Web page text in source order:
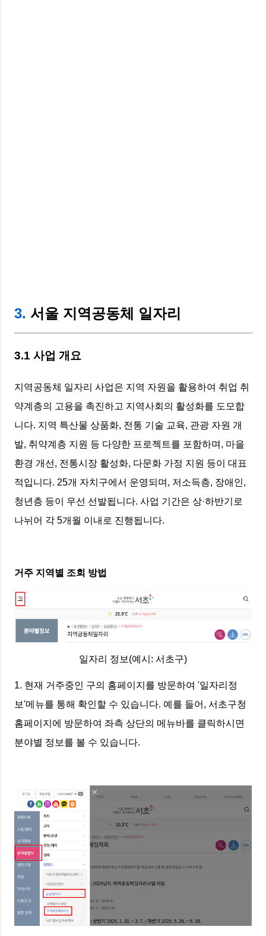
3. 서울 지역공동체 일자리
3.1 사업 개요
지역공동체 일자리 사업은 지역 자원을 활용하여 취업 취
약계층의 고용을 촉진하고 지역사회의 활성화를 도모합
니다. 지역 특산물 상품화, 전통 기술 교육, 관광 자원 개
발, 취약계층 지원 등 다양한 프로젝트를 포함하며, 마을
환경 개선, 전통시장 활성화, 다문화 가정 지원 등이 대표
적입니다. 25개 자치구에서 운영되며, 저소득층, 장애인,
청년층 등이 우선 선발됩니다. 사업 기간은 상·하반기로
나뉘어 각 5개월 이내로 진행됩니다.
거주 지역별 조회 방법
일자리 정보(예시: 서초구)
1. 현재 거주중인 구의 홈페이지를 방문하여 '일자리정
보'메뉴를 통해 확인할 수 있습니다. 예를 들어, 서초구청
홈페이지에 방문하여 좌측 상단의 메뉴바를 클릭하시면
분야별 정보를 볼 수 있습니다.